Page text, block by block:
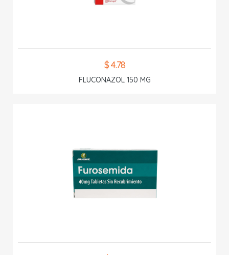
$ 4.78
FLUCONAZOL 150 MG